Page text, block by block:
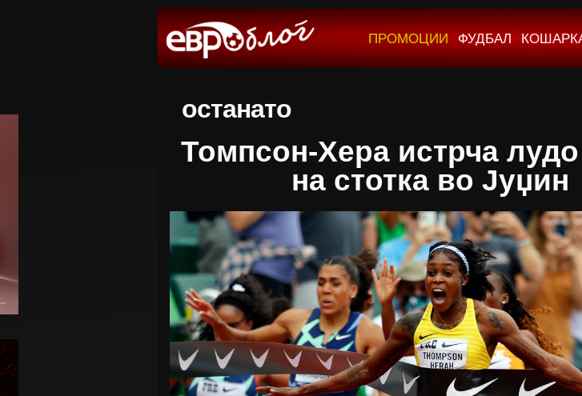
ПРОМОЦИИ ФУДБАЛ
останато
Томпсон-Хера истрча
на стотка во Јуџин